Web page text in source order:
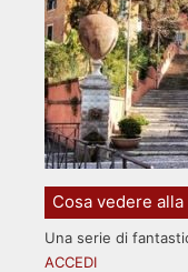
Cosa vedere
Una serie di
ACCEDI